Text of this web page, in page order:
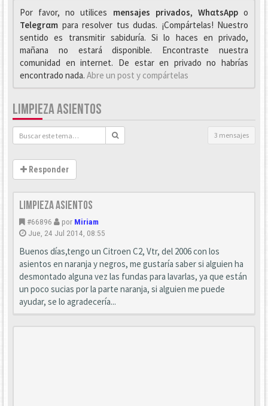
Por favor, no utilices mensajes privados, WhαtsAppo
Telegrαm para resolver tus dudas. ¡Compártelas! Nuestro
sentido es transmitir sabiduría. Si lo haces en privado,
mañana no estará disponible. Encontraste nuestra
comunidad en internet. De estar en privado no habrías
encontrado nada. Abre un post y compártelas
LIMPIEZA ASIENTOS
3 mensajes
Responder
Limpieza asientos
#66896 por Miriam
Jue, 24 Jul 2014, 08:55
Buenos días,tengo un Citroen C2, Vtr, del 2006 con los
asientos en naranja y negros, me gustaría saber si alguien ha
desmontado alguna vez las fundas para lavarlas, ya que están
un poco sucias por la parte naranja, si alguien me puede
ayudar, se lo agradecería...